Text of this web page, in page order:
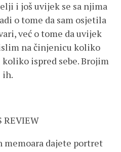
i još uvijek se sa njima
o tome da sam osjetila
već o tome da uvijek
na činjenicu koliko
ispred sebe. Brojim
ih.
REVIEW
memoara dajete portret